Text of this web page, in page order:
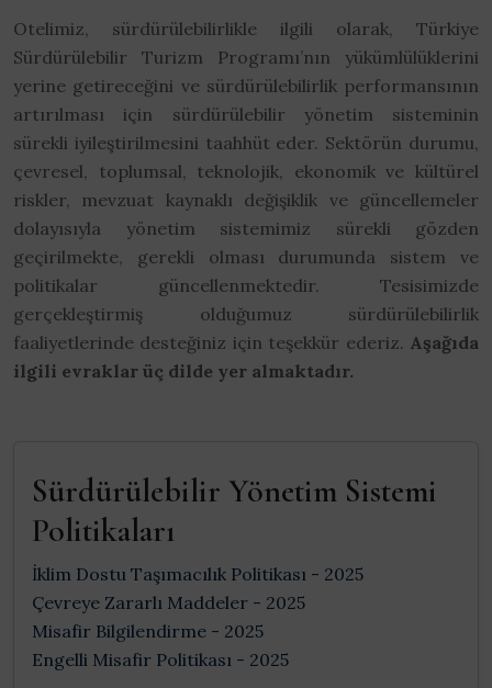
Otelimiz, sürdürülebilirlikle ilgili olarak, Türkiye
Sürdürülebilir Turizm Programı’nın yükümlülüklerini
yerine getireceğini ve sürdürülebilirlik performansının
artırılması için sürdürülebilir yönetim sisteminin
sürekli iyileştirilmesini taahhüt eder. Sektörün durumu,
çevresel, toplumsal, teknolojik, ekonomik ve kültürel
riskler, mevzuat kaynaklı değişiklik ve güncellemeler
dolayısıyla yönetim sistemimiz sürekli gözden
geçirilmekte, gerekli olması durumunda sistem ve
politikalar güncellenmektedir. Tesisimizde
gerçekleştirmiş olduğumuz sürdürülebilirlik
faaliyetlerinde desteğiniz için teşekkür ederiz. Aşağıda
ilgili evraklar üç dilde yer almaktadır.
Sürdürülebilir Yönetim Sistemi
Politikaları
İklim Dostu Taşımacılık Politikası - 2025
Çevreye Zararlı Maddeler - 2025
Misafir Bilgilendirme - 2025
Engelli Misafir Politikası - 2025